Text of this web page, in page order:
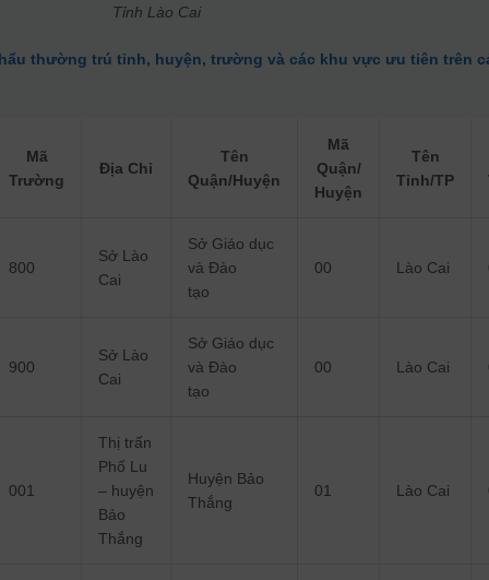
Tỉnh Lào Cai
thường trú tỉnh, huyện, trường và các khu vực ưu tiên trên
Mã
Trường
Địa Chỉ
Tên
Quận/Huyện
Mã
Quận/
Huyện
Tên
Tỉnh/TP
800
Sở Lào
Cai
Sở Giáo dục
và Đào
tạo
00 Lào Cai
900
Sở Lào
Cai
Sở Giáo dục
và Đào
tạo
00 Lào Cai
001
Thị trấn
Phố Lu
– huyện
Bảo
Thắng
Huyện Bảo
Thắng
01 Lào Cai